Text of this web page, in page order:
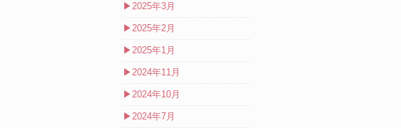
▶2025年3月
▶2025年2月
▶2025年1月
▶2024年11月
▶2024年10月
▶2024年7月